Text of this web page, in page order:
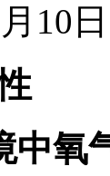
10日
中氧